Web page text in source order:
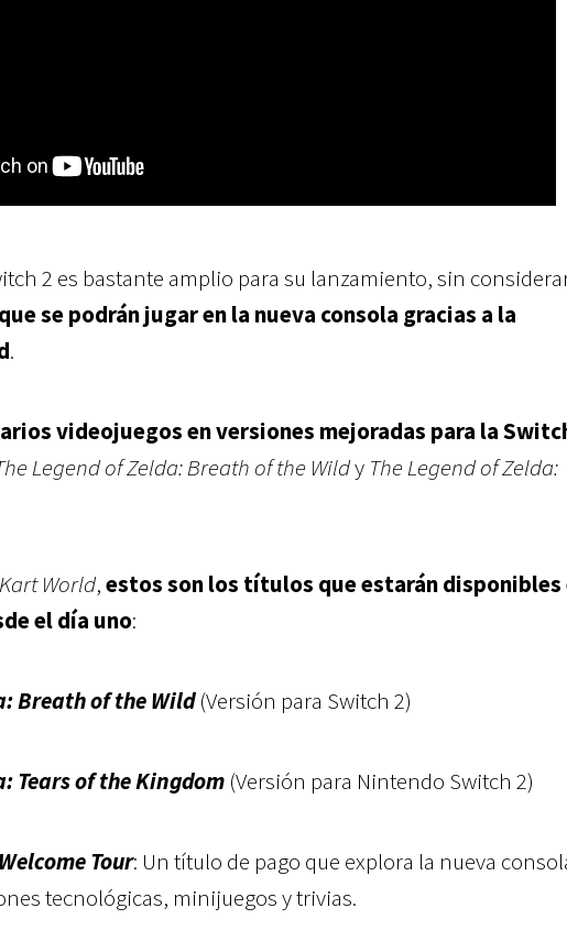
2 es bastante amplio para su lanzamiento, sin
se podrán jugar en la nueva consola gracias a la
.
videojuegos en versiones mejoradas para la
Legend of Zelda: Breath of the Wildy The Legend of Zelda:
World,estos son los títulos que estarán disponibles
el día uno:
Breath of the Wild (Versión para Switch 2)
Tears of the Kingdom (Versión para Nintendo Switch 2)
Tour: Un título de pago que explora la nueva
tecnológicas, minijuegos y trivias.